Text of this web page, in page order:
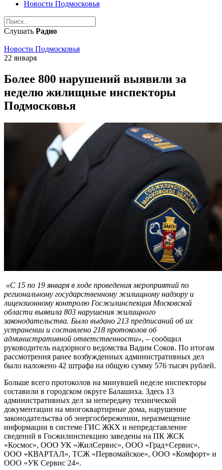
Новости Подмосковья
Слушать Радио
Новости Подмосковья
22 января
Более 800 нарушений выявили за
неделю жилищные инспекторы
Подмосковья
«С 15 по 19 января в ходе проведения мероприятий по
региональному государственному жилищному надзору и
лицензионному контролю Госжилинспекция Московской
области выявила 803 нарушения жилищного
законодательства. Было выдано 213 предписаний об их
устранении и составлено 218 протоколов об
административной ответственности», – сообщил
руководитель надзорного ведомства Вадим Соков. По итогам
рассмотрения ранее возбужденных административных дел
было наложено 42 штрафа на общую сумму 576 тысяч рублей.
Больше всего протоколов на минувшей неделе инспекторы
составили в городском округе Балашиха. Здесь 13
административных дел за непередачу технической
документации на многоквартирные дома, нарушение
законодательства об энергосбережении, неразмещение
информации в системе ГИС ЖКХ и непредставление
сведений в Госжилинспекцию заведены на ПК ЖСК
«Космос», ООО УК «ЖилСервис», ООО «Град+Сервис»,
ООО «КВАРТАЛ», ТСЖ «Первомайское», ООО «Комфорт» и
ООО «УК Сервис 24».